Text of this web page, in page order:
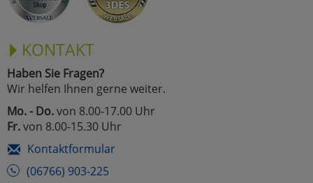
KONTAKT
Haben Sie Fragen?
Wir helfen Ihnen gerne weiter.
Mo. - Do.von 8.00-17.00 Uhr
Fr.von 8.00-15.30 Uhr
Kontaktformular
(06766) 903-225